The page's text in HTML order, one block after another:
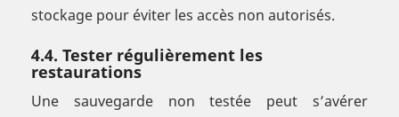
stockage pour éviter les accès non autorisés.
4.4. Tester régulièrement les
restaurations
Une sauvegarde non testée peut s’avérer